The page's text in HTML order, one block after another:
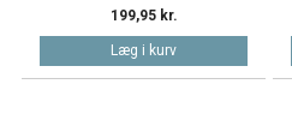
199,95 kr.
Læg i kurv